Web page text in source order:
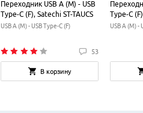
Переходник USB A (M) - USB
Type-C (F), Satechi ST-TAUCS
USB A (M) - USB Type-C (F)
53
В корзину
Type-C
USB A (M) -